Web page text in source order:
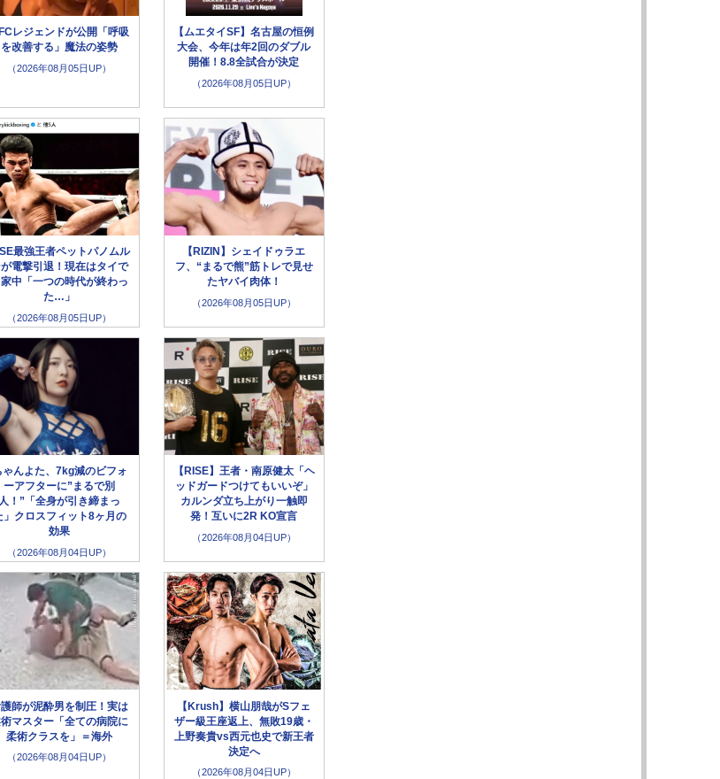
レジェンドが公開「呼吸
を改善する」魔法の姿勢
（2026年08月05日UP）
【ムエタイSF】名古屋の恒例
大会、今年は年2回のダブル
開催！8.8全試合が決定
（2026年08月05日UP）
最強王者ペットパノムル
が電撃引退！現在はタイで
中「一つの時代が終わっ
た…」
（2026年08月05日UP）
【RIZIN】シェイドゥラエ
フ、“まるで熊”筋トレで見せ
たヤバイ肉体！
（2026年08月05日UP）
ゃんよた、7kg減のビフォ
ーアフターに”まるで別
人！”「全身が引き締まっ
」クロスフィット8ヶ月の
効果
（2026年08月04日UP）
【RISE】王者・南原健太「ヘ
ッドガードつけてもいいぞ」
カルンダ立ち上がり一触即
発！互いに2R KO宣言
（2026年08月04日UP）
師が泥酔男を制圧！実は
マスター「全ての病院に
柔術クラスを」＝海外
（2026年08月04日UP）
【Krush】横山朋哉がSフェ
ザー級王座返上、無敗19歳・
上野奏貴vs西元也史で新王者
決定へ
（2026年08月04日UP）